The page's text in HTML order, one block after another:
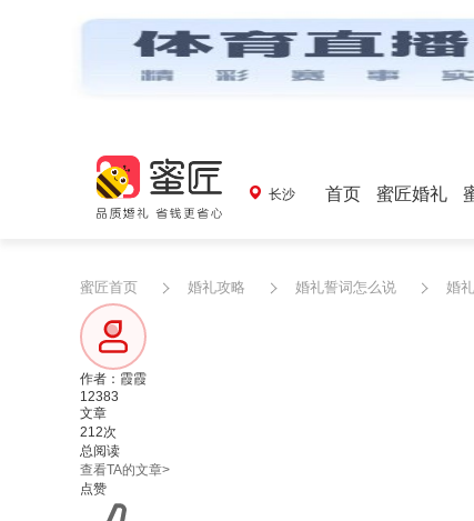
长沙 首页 蜜匠婚礼
蜜匠首页 婚礼攻略 婚礼誓词怎么说 婚
作者：霞霞
12383
文章
212次
总阅读
查看TA的文章>
点赞